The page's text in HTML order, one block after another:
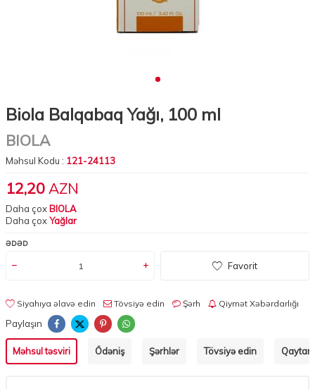
Biola Balqabaq Yağı, 100 ml
BIOLA
Məhsul Kodu : 121-24113
12,20 AZN
Daha çox BIOLA
Daha çoxYağlar
ƏDƏD
Favorit
Siyahıya əlavə edin Tövsiyə edin Şərh Qiymət Xəbərdarlığı
Paylaşın
Məhsul təsviri Ödəniş Şərhlər Tövsiyə edin